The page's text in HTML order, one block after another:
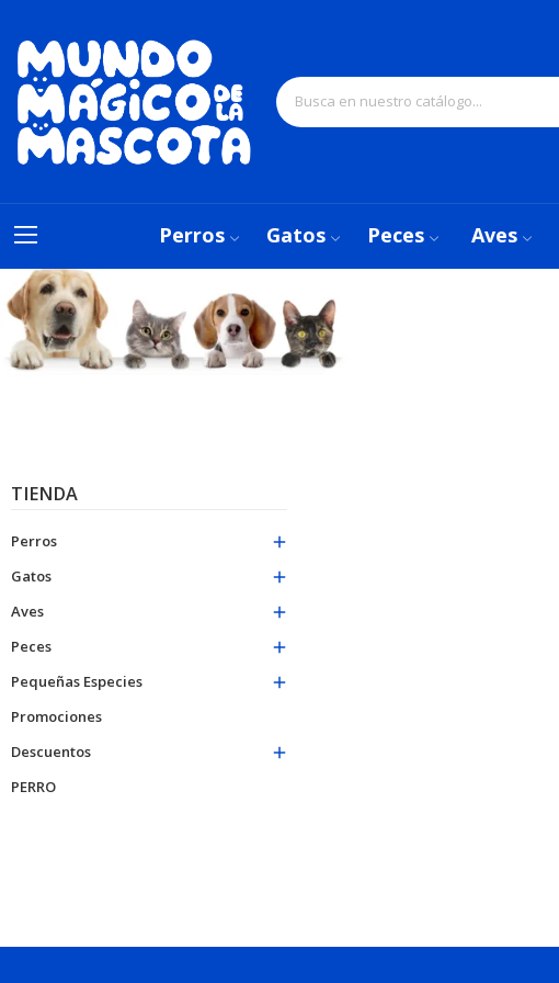
Perros Gatos Peces Aves
TIENDA
Perros

Gatos

Aves

Peces

Pequeñas Especies

Promociones
Descuentos

PERRO